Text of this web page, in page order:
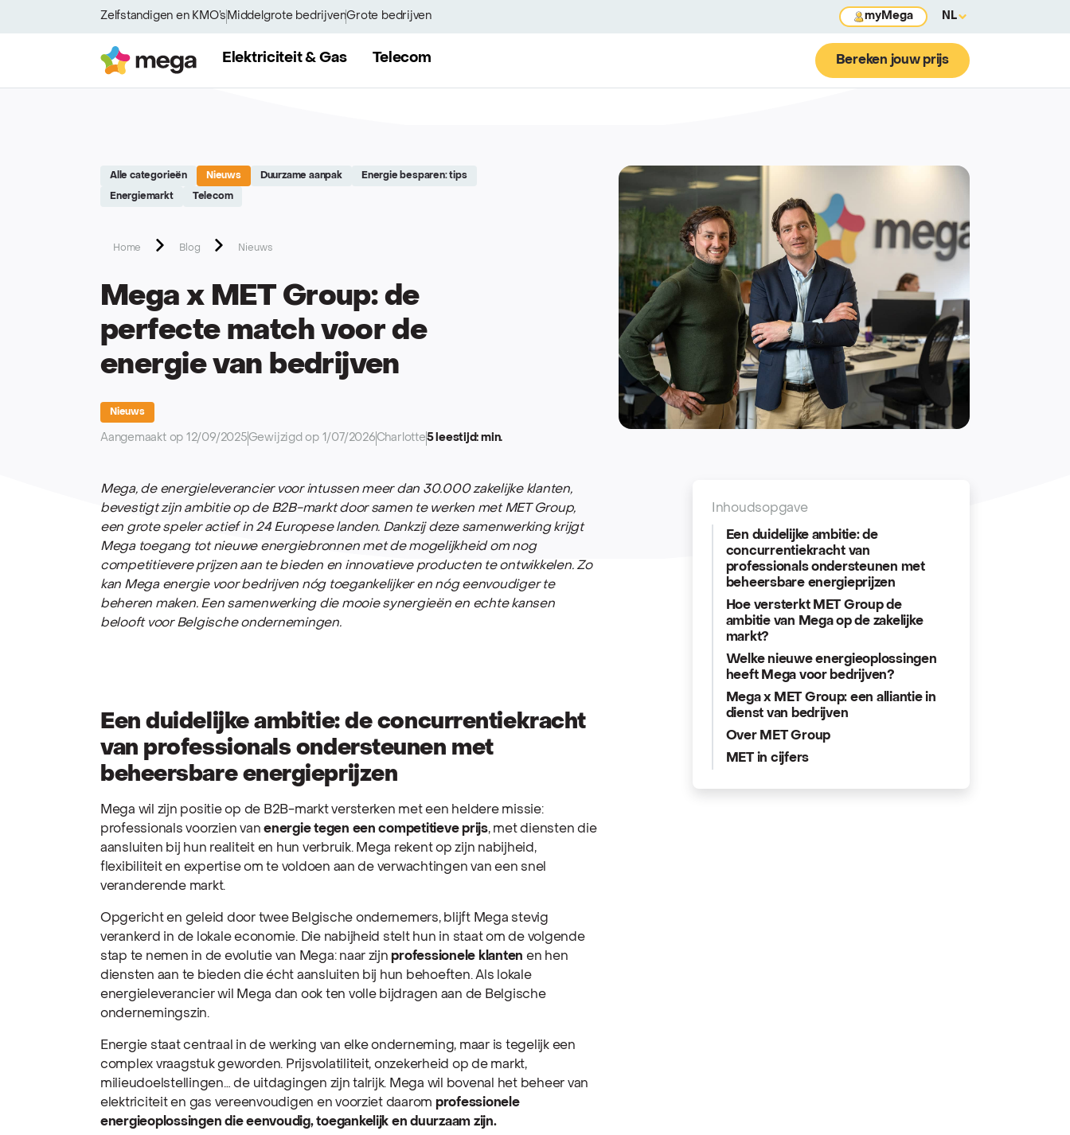
Zelfstandigen en KMO’s Middelgrote bedrijvenGrote bedrijven myMega NL
MegaElektriciteit & Gas Telecom Bereken jouw prijs
Alle categorieën Nieuws Duurzame aanpak Energie besparen: tips
Energiemarkt Telecom
Home Blog Nieuws
Mega x MET Group: de
perfecte match voor de
energie van bedrijven
Nieuws
Aangemaakt op 12/09/2025Gewijzigd op 1/07/2026Charlotte5 leestijd: min.
Inhoudsopgave
Een duidelijke ambitie: de
concurrentiekracht van
professionals ondersteunen met
beheersbare energieprijzen
Hoe versterkt MET Group de
ambitie van Mega op de zakelijke
markt?
Welke nieuwe energieoplossingen
heeft Mega voor bedrijven?
Mega x MET Group: een alliantie in
dienst van bedrijven
Over MET Group
MET in cijfers
Mega, de energieleverancier voor intussen meer dan 30.000 zakelijke klanten,
bevestigt zijn ambitie op de B2B-markt door samen te werken met MET Group,
een grote speler actief in 24 Europese landen. Dankzij deze samenwerking krijgt
Mega toegang tot nieuwe energiebronnen met de mogelijkheid om nog
competitievere prijzen aan te bieden en innovatieve producten te ontwikkelen. Zo
kan Mega energie voor bedrijven nóg toegankelijker en nóg eenvoudiger te
beheren maken. Een samenwerking die mooie synergieën en echte kansen
belooft voor Belgische ondernemingen.
Een duidelijke ambitie: de concurrentiekracht
van professionals ondersteunen met
beheersbare energieprijzen
Mega wil zijn positie op de B2B-markt versterken met een heldere missie:
professionals voorzien vanenergie tegen een competitieve prijs, met diensten die
aansluiten bij hun realiteit en hun verbruik. Mega rekent op zijn nabijheid,
flexibiliteit en expertise om te voldoen aan de verwachtingen van een snel
veranderende markt.
Opgericht en geleid door twee Belgische ondernemers, blijft Mega stevig
verankerd in de lokale economie. Die nabijheid stelt hun in staat om de volgende
stap te nemen in de evolutie van Mega: naar zijnprofessionele klanten en hen
diensten aan te bieden die écht aansluiten bij hun behoeften. Als lokale
energieleverancier wil Mega dan ook ten volle bijdragen aan de Belgische
ondernemingszin.
Energie staat centraal in de werking van elke onderneming, maar is tegelijk een
complex vraagstuk geworden. Prijsvolatiliteit, onzekerheid op de markt,
milieudoelstellingen… de uitdagingen zijn talrijk. Mega wil bovenal het beheer van
elektriciteit en gas vereenvoudigen en voorziet daarom professionele
energieoplossingen die eenvoudig, toegankelijk en duurzaam zijn.
Site réalisé par Softedge studio - https://softedge.be